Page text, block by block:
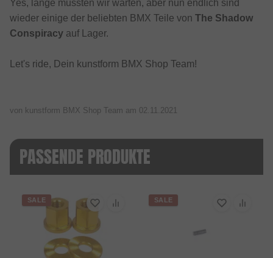
Yes, lange mussten wir warten, aber nun endlich sind
wieder einige der beliebten BMX Teile von The Shadow
Conspiracy auf Lager.
Let's ride, Dein kunstform BMX Shop Team!
von kunstform BMX Shop Team am 02.11.2021
PASSENDE PRODUKTE
SALE SALE